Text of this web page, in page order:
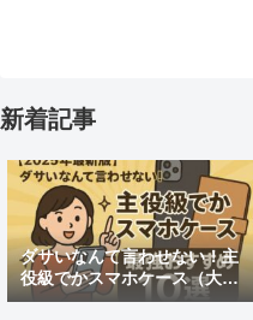
新着記事
ダサいなんて言わせない！主
役級でかスマホケース（大き
めの）最強おすすめ10選